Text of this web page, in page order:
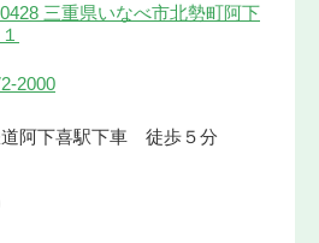
三重県いなべ市北勢町阿下
2000
道阿下喜駅下車 徒歩５分